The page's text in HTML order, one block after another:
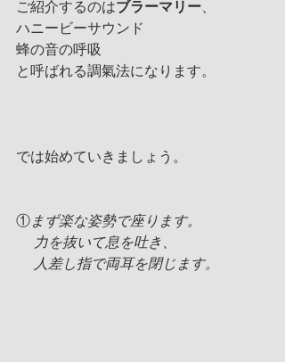
ご紹介するのはブラーマリー、
ハニービーサウンド
蜂の音の呼吸
と呼ばれる調氣法になります。
では始めていきましょう。
①まず楽な姿勢で座ります。
力を抜いて息を吐き、
人差し指で両耳を閉じます。